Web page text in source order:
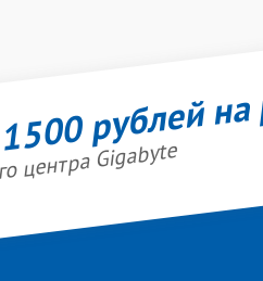
рублей
центра Gigabyte